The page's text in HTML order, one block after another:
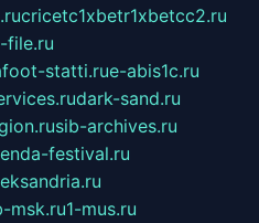
cricetc1xbetr1xbetcc2.ru
file.ru
statti.rue-abis1c.ru
dark-sand.ru
sib-archives.ru
festival.ru
msk.ru1-mus.ru